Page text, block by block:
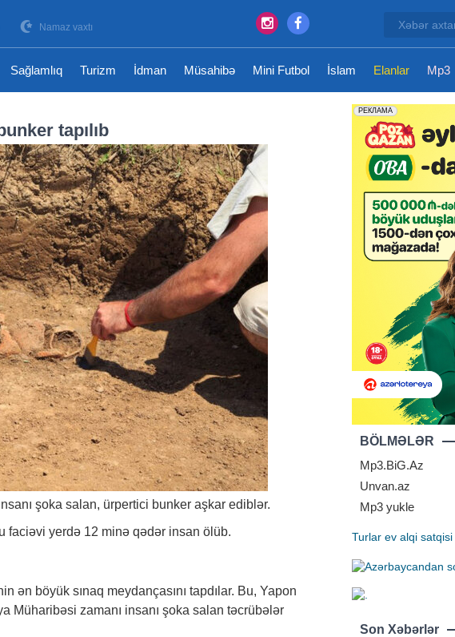
Namaz vaxtı
Sağlamlıq Turizm İdman Müsahibə Mini Futbol İslam Elanlar Mp3
tapılıb
şoka salan, ürpertici bunker aşkar ediblər.
faciəvi yerdə 12 minə qədər insan ölüb.
böyük sınaq meydançasını tapdılar. Bu, Yapon
Müharibəsi zamanı insanı şoka salan təcrübələr
BÖLMƏLƏR
Mp3.BiG.Az
Unvan.az
Mp3 yukle
Turlar ev alqi satqisi
Son Xəbərlər